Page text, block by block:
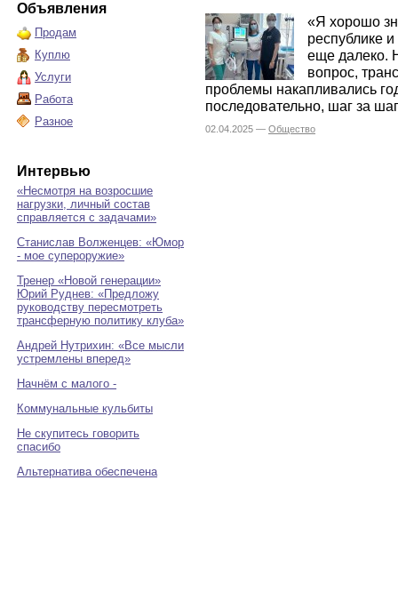
Объявления
Продам
Куплю
Услуги
Работа
Разное
Интервью
«Несмотря на возросшие
нагрузки, личный состав
справляется с задачами»
Станислав Волженцев: «Юмор
- мое супероружие»
Тренер «Новой генерации»
Юрий Руднев: «Предложу
руководству пересмотреть
трансферную политику клуба»
Андрей Нутрихин: «Все мысли
устремлены вперед»
Начнём с малого -
Коммунальные кульбиты
Не скупитесь говорить
спасибо
Альтернатива обеспечена
«Я хорошо
республике
еще далеко.
вопрос,
проблемы накапливались
последовательно, шаг за
02.04.2025 — Общество